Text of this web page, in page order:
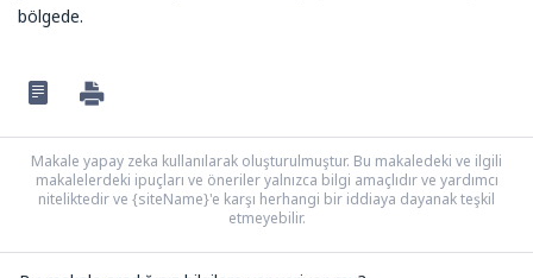
bölgede.
Makale yapay zeka kullanılarak oluşturulmuştur. Bu makaledeki ve ilgili
makalelerdeki ipuçları ve öneriler yalnızca bilgi amaçlıdır ve yardımcı
niteliktedir ve {siteName}'e karşı herhangi bir iddiaya dayanak teşkil
etmeyebilir.